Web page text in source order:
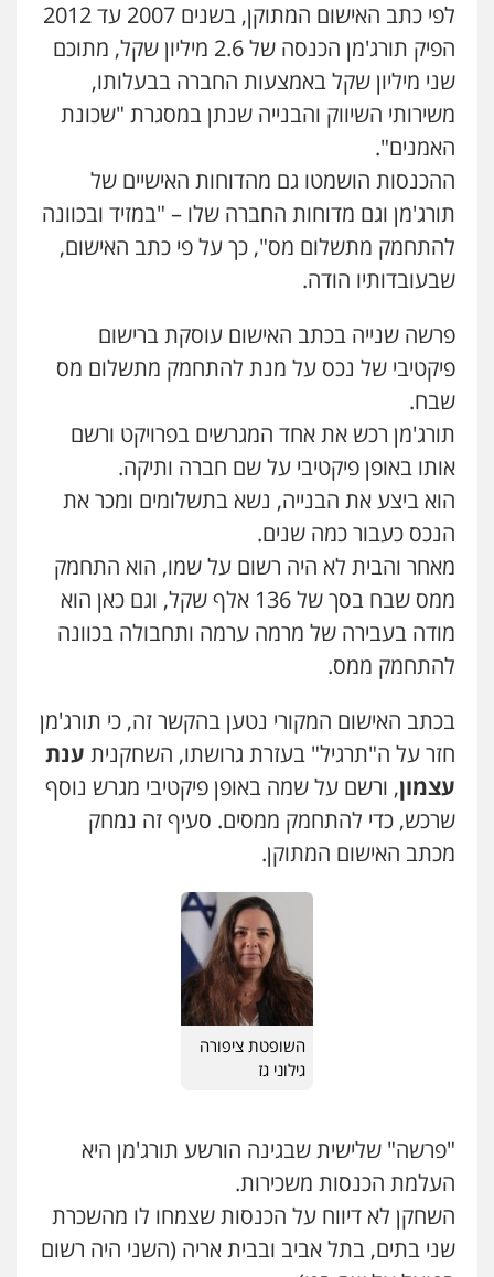
לפי כתב האישום המתוקן, בשנים 2007 עד 2012
הפיק תורג'מן הכנסה של 2.6 מיליון שקל, מתוכם
שני מיליון שקל באמצעות החברה בבעלותו,
משירותי השיווק והבנייה שנתן במסגרת "שכונת
האמנים".
ההכנסות הושמטו גם מהדוחות האישיים של
תורג'מן וגם מדוחות החברה שלו – "במזיד ובכוונה
להתחמק מתשלום מס", כך על פי כתב האישום,
שבעובדותיו הודה.
פרשה שנייה בכתב האישום עוסקת ברישום
פיקטיבי של נכס על מנת להתחמק מתשלום מס
שבח.
תורג'מן רכש את אחד המגרשים בפרויקט ורשם
אותו באופן פיקטיבי על שם חברה ותיקה.
הוא ביצע את הבנייה, נשא בתשלומים ומכר את
הנכס כעבור כמה שנים.
מאחר והבית לא היה רשום על שמו, הוא התחמק
ממס שבח בסך של 136 אלף שקל, וגם כאן הוא
מודה בעבירה של מרמה ערמה ותחבולה בכוונה
להתחמק ממס.
בכתב האישום המקורי נטען בהקשר זה, כי תורג'מן
חזר על ה"תרגיל" בעזרת גרושתו, השחקנית ענת
עצמון, ורשם על שמה באופן פיקטיבי מגרש נוסף
שרכש, כדי להתחמק ממסים. סעיף זה נמחק
מכתב האישום המתוקן.
השופטת ציפורה
גילוני גז
"פרשה" שלישית שבגינה הורשע תורג'מן היא
העלמת הכנסות משכירות.
השחקן לא דיווח על הכנסות שצמחו לו מהשכרת
שני בתים, בתל אביב ובבית אריה (השני היה רשום
עו"ד תמיר סולומון
פלילי כלכלי מיסים הלבנת הון
0528758840
עו"ד אסף גונן
פלילי
0542255161
עו"ד אורי רינצקי
0506216813
דוד אפרים משרד עורכי דין
צווארון לבן מס הכנסה
0506209859
עו"ד נעם שביט
פשיעה חמורה
פסיכיאטריה משפטית
עו"ד אלון קריטי
פלילי כלכלי אלימות
0525544654